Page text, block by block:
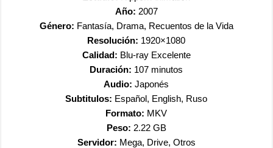
Año: 2007
Género: Fantasía, Drama, Recuentos de la Vida
Resolución: 1920×1080
Calidad: Blu-ray Excelente
Duración: 107 minutos
Audio: Japonés
Subtitulos: Español, English, Ruso
Formato: MKV
Peso: 2.22 GB
Servidor: Mega, Drive, Otros